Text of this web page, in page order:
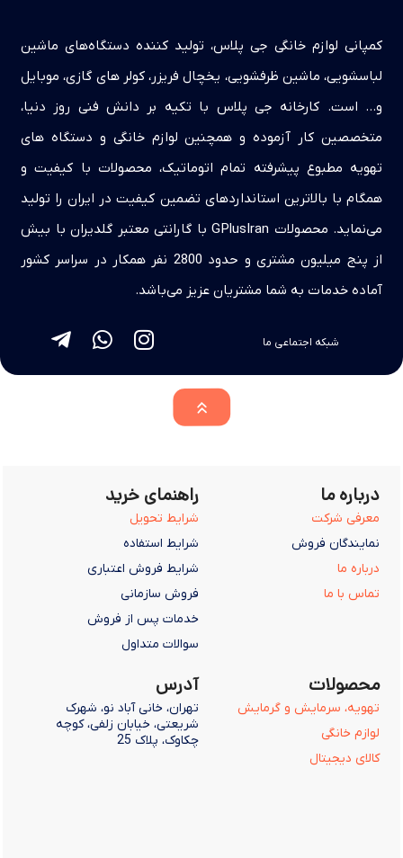
کمپانی لوازم خانگی جی پلاس، تولید کننده دستگاه‌های ماشین
لباسشویی، ماشین ظرفشویی، یخچال فریزر، کولر های گازی، موبایل
و… است. کارخانه جی پلاس با تکیه بر دانش فنی روز دنیا،
متخصصین کار آزموده و همچنین لوازم خانگی و دستگاه های
تهویه مطبوع پیشرفته تمام اتوماتیک، محصولات با کیفیت و
همگام با بالاترین استانداردهای تضمین کیفیت در ایران را تولید
می‌نماید. محصولات GPlusIran با گارانتی معتبر گلدیران با بیش
از پنج میلیون مشتری و حدود 2800 نفر همکار در سراسر کشور
آماده خدمات به شما مشتریان عزیز می‌باشد.
شبکه اجتماعی ما
درباره ما
معرفی شرکت
نمایندگان فروش
درباره ما
تماس با ما
راهنمای خرید
شرایط تحویل
شرایط استفاده
شرایط فروش اعتباری
فروش سازمانی
خدمات پس از فروش
سوالات متداول
محصولات
تهویه، سرمایش و گرمایش
لوازم خانگی
کالای دیجیتال
آدرس
تهران، خانی آباد نو، شهرک
شریعتی، خیابان زلفی، کوچه
چکاوک، پلاک 25